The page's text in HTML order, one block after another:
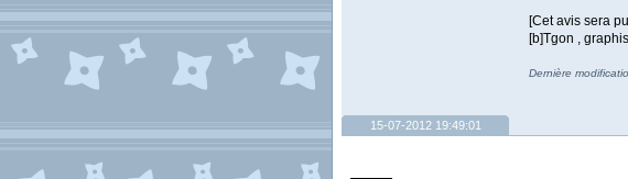
[Cet avis sera
[b]Tgon ,
Dernière
15-07-2012 19:49:01